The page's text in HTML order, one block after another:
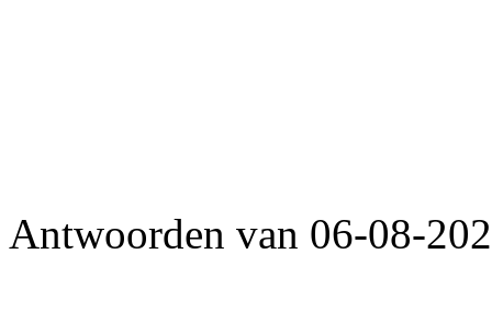
Antwoorden van 06-08-